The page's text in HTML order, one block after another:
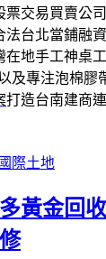
票交易買賣公
法台北當鋪融
在地手工神桌
及專注泡棉膠
打造台南建商
國際土地
黃金回